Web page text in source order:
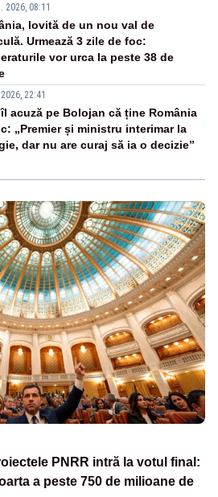
2026, 08:11
lovită de un nou val de
Urmează 3 zile de foc:
vor urca la peste 38 de
22:41
acuză pe Bolojan că ține România
„Premier și ministru interimar la
dar nu are curaj să ia o decizie”
PNRR intră la votul final:
a peste 750 de milioane de